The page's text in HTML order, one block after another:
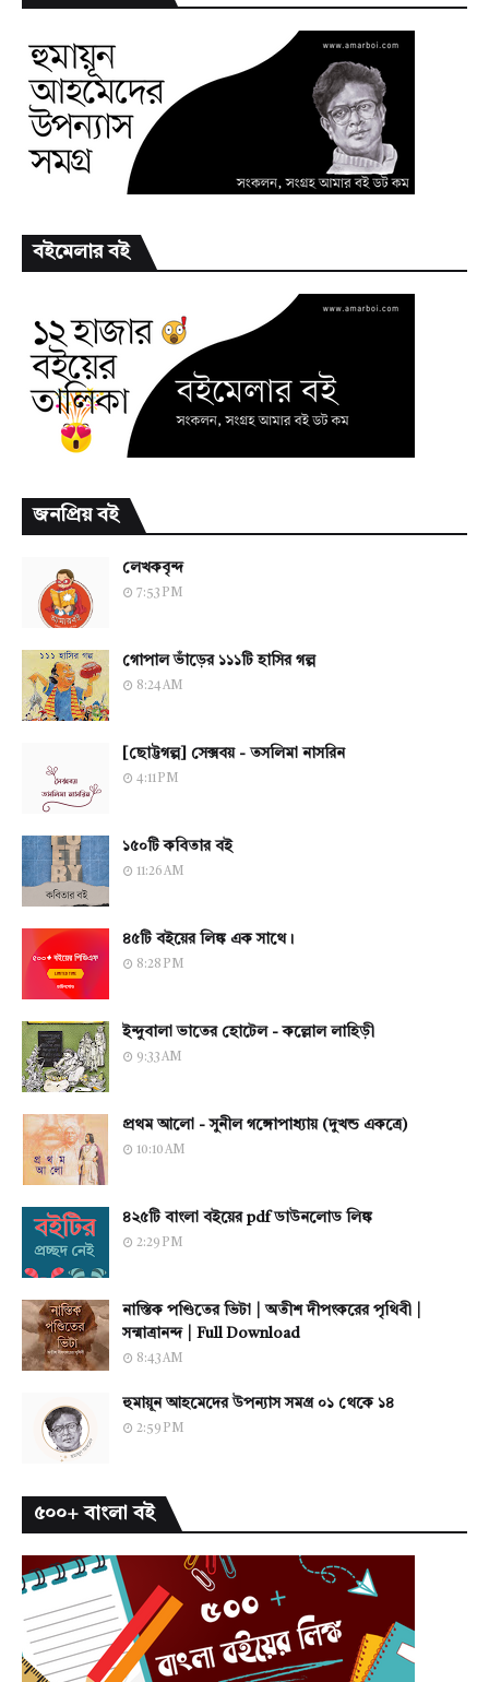
বইমেলার বই
জনপ্রিয় বই
লেখকবৃন্দ
7:53 PM
গোপাল ভাঁড়ের ১১১টি হাসির গল্প
8:24 AM
[ছোট্টগল্প] সেক্সবয় - তসলিমা নাসরিন
4:11 PM
১৫০টি কবিতার বই
11:26 AM
৪৫টি বইয়ের লিঙ্ক এক সাথে।
8:28 PM
ইন্দুবালা ভাতের হোটেল - কল্লোল লাহিড়ী
9:33 AM
প্রথম আলো - সুনীল গঙ্গোপাধ্যায় (দুখন্ড একত্রে)
10:10 AM
৪২৫টি বাংলা বইয়ের pdf ডাউনলোড লিঙ্ক
2:29 PM
নাস্তিক পণ্ডিতের ভিটা | অতীশ দীপংকরের পৃথিবী |
সন্মাত্রানন্দ | Full Download
8:43 AM
হুমায়ূন আহমেদের উপন্যাস সমগ্র ০১ থেকে ১৪
2:59 PM
৫০০+ বাংলা বই